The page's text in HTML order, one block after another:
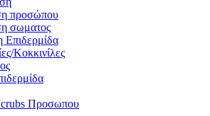
προσώπου
σωματος
Επιδερμίδα
Κοκκινίλες
Προσωπου